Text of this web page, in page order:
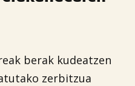
berak kudeatzen
zerbitzua